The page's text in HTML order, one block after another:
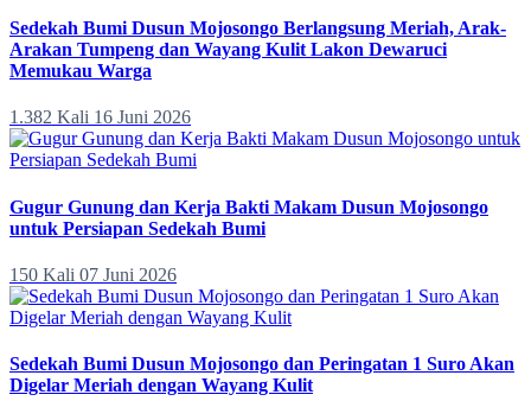
Sedekah Bumi Dusun Mojosongo Berlangsung Meriah, Arak-
Arakan Tumpeng dan Wayang Kulit Lakon Dewaruci
Memukau Warga
1.382 Kali 16 Juni 2026
Gugur Gunung dan Kerja Bakti Makam Dusun Mojosongo
untuk Persiapan Sedekah Bumi
150 Kali 07 Juni 2026
Sedekah Bumi Dusun Mojosongo dan Peringatan 1 Suro Akan
Digelar Meriah dengan Wayang Kulit